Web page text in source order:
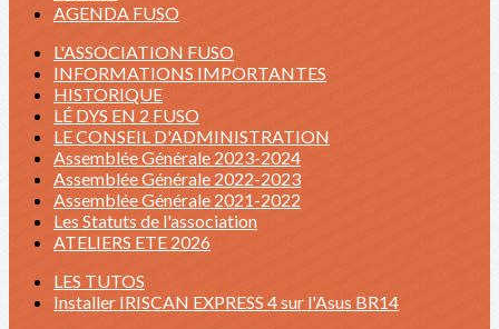
AGENDA FUSO
L'ASSOCIATION FUSO
INFORMATIONS IMPORTANTES
HISTORIQUE
LÉ DYS EN 2 FUSO
LE CONSEIL D'ADMINISTRATION
Assemblée Générale 2023-2024
Assemblée Générale 2022-2023
Assemblée Générale 2021-2022
Les Statuts de l'association
ATELIERS ETE 2026
LES TUTOS
Installer IRISCAN EXPRESS 4 sur l'Asus BR14